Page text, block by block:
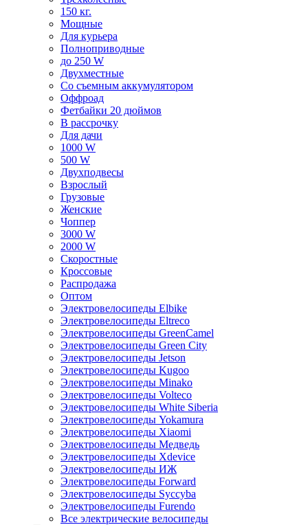
150 кг.
Мощные
Для курьера
Полноприводные
до 250 W
Двухместные
Со съемным аккумулятором
Оффроад
Фетбайки 20 дюймов
В рассрочку
Для дачи
1000 W
500 W
Двухподвесы
Взрослый
Грузовые
Женские
Чоппер
3000 W
2000 W
Скоростные
Кроссовые
Распродажа
Оптом
Электровелосипеды Elbike
Электровелосипеды Eltreco
Электровелосипеды GreenCamel
Электровелосипеды Green City
Электровелосипеды Jetson
Электровелосипеды Kugoo
Электровелосипеды Minako
Электровелосипеды Volteco
Электровелосипеды White Siberia
Электровелосипеды Yokamura
Электровелосипеды Xiaomi
Электровелосипеды Медведь
Электровелосипеды Xdevice
Электровелосипеды ИЖ
Электровелосипеды Forward
Электровелосипеды Syccyba
Электровелосипеды Furendo
Все электрические велосипеды